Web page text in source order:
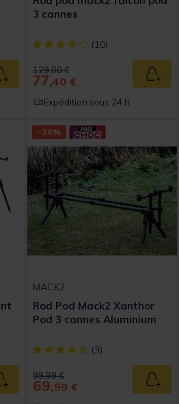
Rating
au panier
3 cannes
[object Object] out of 5
(10)
Price reduced from
129,00 €to
77,40 €
Expédition sous 24 h
au panier
-30%
MACK2
Rod Pod Mack2 Xanthor
Pod 3 cannes Aluminium
[object Object] out of 5
(3)
Price reduced from
99,99 €to
69,99 €